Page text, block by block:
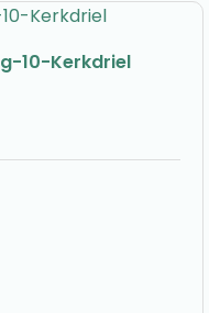
10-Kerkdriel